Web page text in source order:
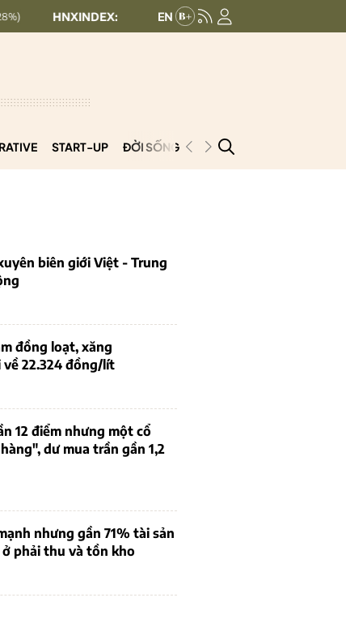
292.64 UPCOMINDEX:
START-UP ĐỜI SỐNG PODCAST
biên giới Việt - Trung
đồng loạt, xăng
về 22.324 đồng/lít
12 điểm nhưng một cổ
dư mua trần gần 1,2
nhưng gần 71% tài sản
ở phải thu và tồn kho